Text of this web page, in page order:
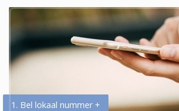
1. Bel lokaal nummer +